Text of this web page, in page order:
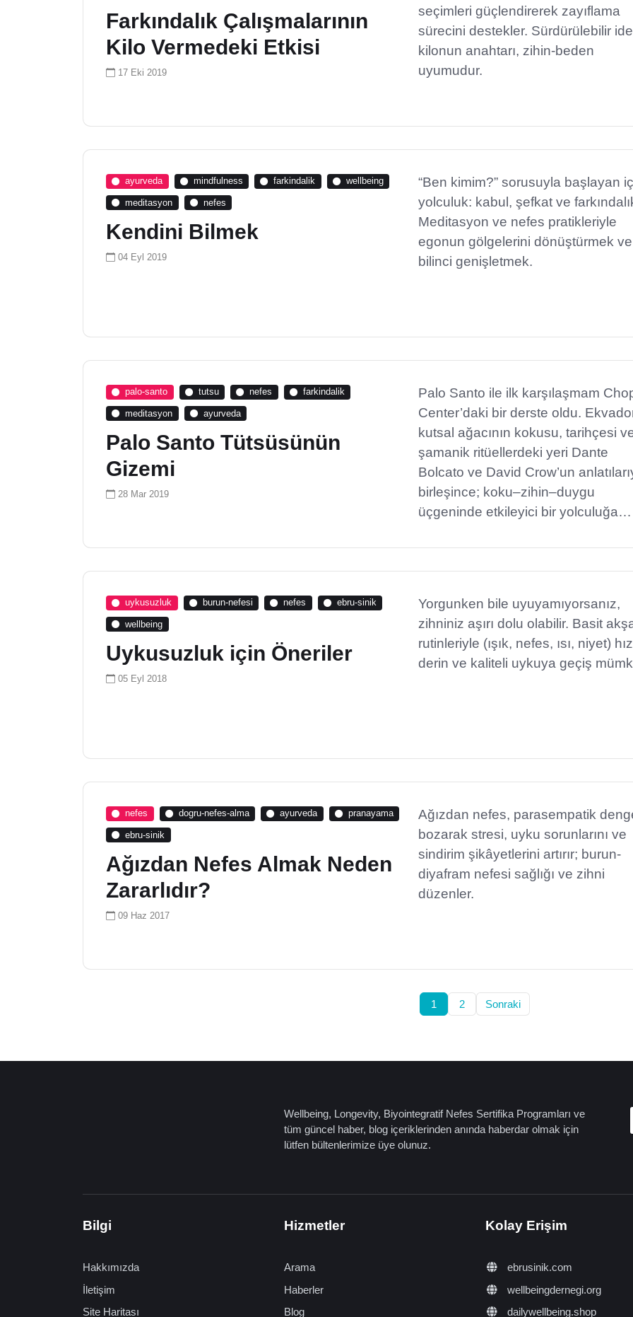
Farkındalık Çalışmalarının
Kilo Vermedeki Etkisi
17 Eki 2019
seçimleri güçlendirerek zayıflama
sürecini destekler. Sürdürülebilir
kilonun anahtarı, zihin-beden
uyumudur.
ayurveda mindfulness farkindalik wellbeing
meditasyon nefes
Kendini Bilmek
04 Eyl 2019
“Ben kimim?” sorusuyla başlayan iç
yolculuk: kabul, şefkat ve
Meditasyon ve nefes pratikleriyle
egonun gölgelerini dönüştürmek ve
bilinci genişletmek.
palo-santo tutsu nefes farkindalik
meditasyon ayurveda
Palo Santo Tütsüsünün
Gizemi
28 Mar 2019
Palo Santo ile ilk karşılaşmam
Center’daki bir derste oldu.
kutsal ağacının kokusu, tarihçesi
şamanik ritüellerdeki yeri Dante
Bolcato ve David Crow’un
birleşince; koku–zihin–duygu
üçgeninde etkileyici bir yolculuğa…
uykusuzluk burun-nefesi nefes ebru-sinik
wellbeing
Uykusuzluk için Öneriler
05 Eyl 2018
Yorgunken bile uyuyamıyorsanız,
zihniniz aşırı dolu olabilir. Basit
rutinleriyle (ışık, nefes, ısı, niyet)
derin ve kaliteli uykuya geçiş
nefes dogru-nefes-alma ayurveda pranayama
ebru-sinik
Ağızdan Nefes Almak Neden
Zararlıdır?
09 Haz 2017
Ağızdan nefes, parasempatik
bozarak stresi, uyku sorunlarını ve
sindirim şikâyetlerini artırır; burun-
diyafram nefesi sağlığı ve zihni
düzenler.
1 2 Sonraki
Wellbeing, Longevity, Biyointegratif Nefes Sertifika Programları ve
tüm güncel haber, blog içeriklerinden anında haberdar olmak için
lütfen bültenlerimize üye olunuz.
Bilgi
Hakkımızda
İletişim
Site Haritası
Hizmetler
Arama
Haberler
Blog
Kolay Erişim
ebrusinik.com
wellbeingdernegi.org
dailywellbeing.shop